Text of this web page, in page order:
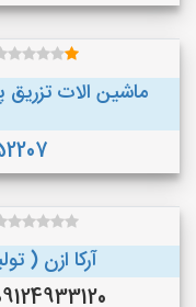
ماشین الات
آرکا ازن (
09124933120 - 02165019206